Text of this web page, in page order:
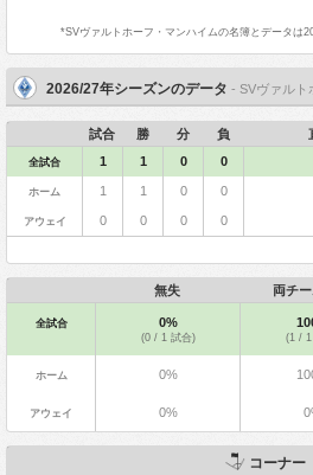
*SVヴァルトホーフ・マンハイムの名簿とデータは
2026/27年シーズンのデータ - SVヴァルト
試合 勝 分 負
全試合 1 1 0 0
ホーム 1 1 0 0
アウェイ 0 0 0 0
無失 両チ
全試合 0%
(0 / 1 試合) (1 / 1
ホーム 0%
アウェイ 0%
コーナー